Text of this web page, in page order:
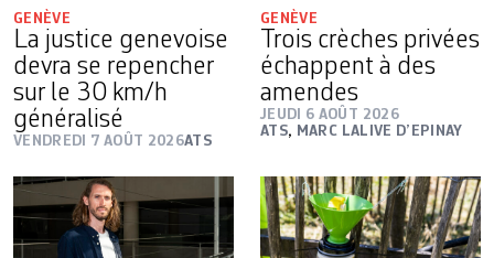
GENÈVE
La justice genevoise
devra se repencher
sur le 30 km/h
généralisé
VENDREDI 7 AOÛT 2026ATS
GENÈVE
Trois crèches privées
échappent à des
amendes
JEUDI 6 AOÛT 2026
ATS, MARC LALIVE D’EPINAY